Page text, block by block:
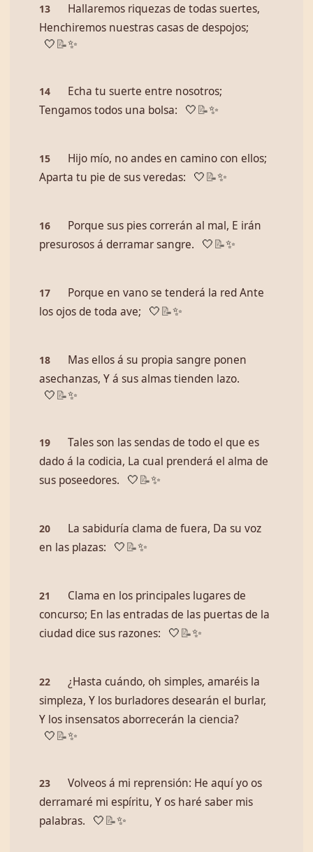
13
Hallaremos riquezas de todas suertes,
Henchiremos nuestras casas de despojos;
🤍 📝✨
14
Echa tu suerte entre nosotros;
Tengamos todos una bolsa:
🤍 📝✨
15
Hijo mío, no andes en camino con ellos;
Aparta tu pie de sus veredas:
🤍 📝✨
16
Porque sus pies correrán al mal, E irán
presurosos á derramar sangre.
🤍 📝✨
17
Porque en vano se tenderá la red Ante
los ojos de toda ave;
🤍 📝✨
18
Mas ellos á su propia sangre ponen
asechanzas, Y á sus almas tienden lazo.
🤍 📝✨
19
Tales son las sendas de todo el que es
dado á la codicia, La cual prenderá el alma de
sus poseedores.
🤍 📝✨
20
La sabiduría clama de fuera, Da su voz
en las plazas:
🤍 📝✨
21
Clama en los principales lugares de
concurso; En las entradas de las puertas de la
ciudad dice sus razones:
🤍 📝✨
22
¿Hasta cuándo, oh simples, amaréis la
simpleza, Y los burladores desearán el burlar,
Y los insensatos aborrecerán la ciencia?
🤍 📝✨
23
Volveos á mi reprensión: He aquí yo os
derramaré mi espíritu, Y os haré saber mis
palabras.
🤍 📝✨